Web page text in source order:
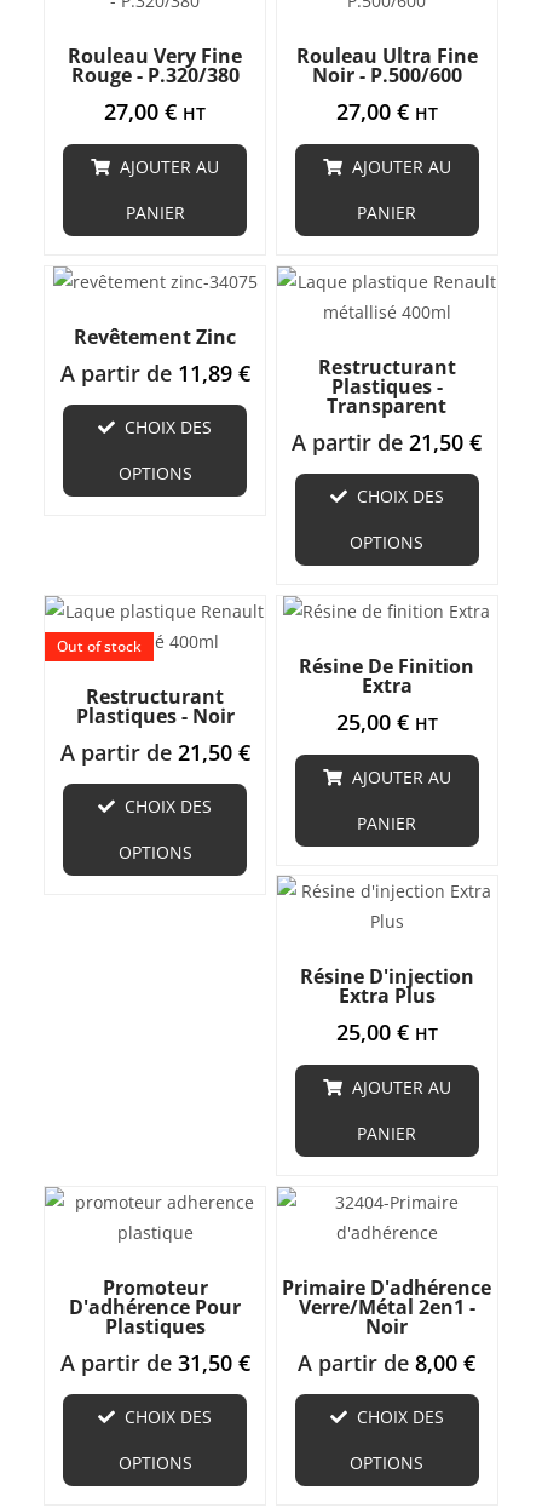
Rouleau Very Fine
Rouge - P.320/380
27,00€ HT
AJOUTER AU
PANIER
Rouleau Ultra Fine
Noir - P.500/600
27,00 € HT
AJOUTER AU
PANIER
Revêtement Zinc
A partir de 11,89 €
CHOIX DES
OPTIONS
Restructurant
Plastiques -
Transparent
A partir de21,50€
CHOIX DES
OPTIONS
Restructurant
Plastiques - Noir
Out of stock
A partir de 21,50 €
CHOIX DES
OPTIONS
Résine De Finition
Extra
25,00 € HT
AJOUTER AU
PANIER
Résine D'injection
Extra Plus
25,00 € HT
AJOUTER AU
PANIER
Promoteur
D'adhérence Pour
Plastiques
A partir de 31,50 €
CHOIX DES
OPTIONS
Primaire D'adhérence
Verre/métal 2en1 -
Noir
A partir de8,00€
CHOIX DES
OPTIONS